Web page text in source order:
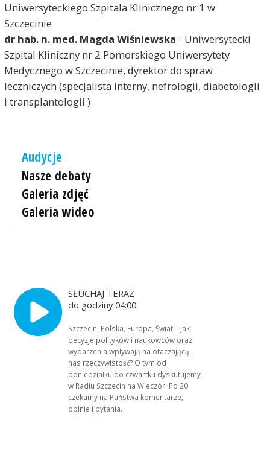
Uniwersyteckiego Szpitala Klinicznego nr 1 w
Szczecinie
dr hab. n. med. Magda Wiśniewska - Uniwersytecki
Szpital Kliniczny nr 2 Pomorskiego Uniwersytety
Medycznego w Szczecinie, dyrektor do spraw
leczniczych (specjalista interny, nefrologii, diabetologii
i transplantologii )
Audycje
Nasze debaty
Galeria zdjęć
Galeria wideo
SŁUCHAJ TERAZ
do godziny 04:00
Szczecin, Polska, Europa, Świat – jak
decyzje polityków i naukowców oraz
wydarzenia wpływają na otaczającą
nas rzeczywistość? O tym od
poniedziałku do czwartku dyskutujemy
w Radiu Szczecin na Wieczór. Po 20
czekamy na Państwa komentarze,
opinie i pytania.